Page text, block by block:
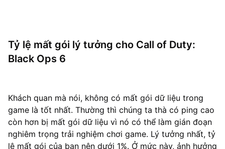
Tỷ lệ mất gói lý tưởng cho Call of Duty:
Black Ops 6
Khách quan mà nói, không có mất gói dữ liệu trong
game là tốt nhất. Thường thì chúng ta thà có ping cao
còn hơn bị mất gói dữ liệu vì nó có thể làm gián đoạn
nghiêm trọng trải nghiệm chơi game. Lý tưởng nhất, tỷ
lệ mất gói của bạn nên dưới 1%. Ở mức này, ảnh hưởng